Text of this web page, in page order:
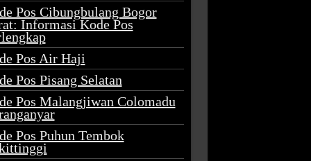
Pos Cibungbulang Bogor
Informasi Kode Pos
Pos Air Haji
Pos Pisang Selatan
Pos Malangjiwan Colomadu
Pos Puhun Tembok